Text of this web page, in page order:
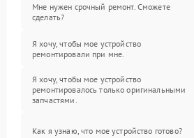
Мне нужен срочный ремонт. Сможете
сделать?
Я хочу, чтобы мое устройство
ремонтировали при мне.
Я хочу, чтобы мое устройство
ремонтировалось только оригинальными
запчастями.
Как я узнаю, что мое устройство готово?